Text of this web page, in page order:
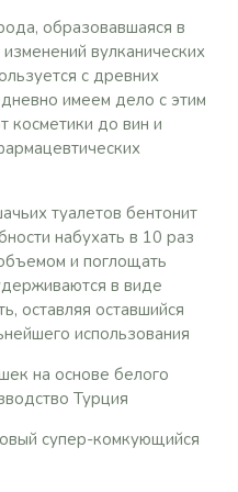
образовавшаяся в
вулканических
с древних
имеем дело с этим
косметики до вин и
туалетов бентонит
набухать в 10 раз
и поглощать
в виде
оставляя оставшийся
использования
на основе белого
Турция
супер-комкующийся